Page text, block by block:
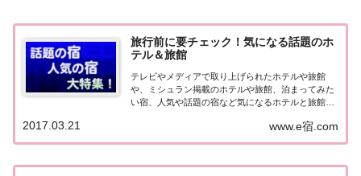
旅行前に要チェック！気になる話題のホ
テル＆旅館
テレビやメディアで取り上げられたホテルや旅館
や、ミシュラン掲載のホテルや旅館、泊まってみた
い宿、人気や話題の宿など気になるホテルと旅館の
みてください♪気になる話題のホテル＆旅館北海
道・東北の宿北海道の宿 メディア（TV）掲載 開
www.e宿.com
2017.03.21